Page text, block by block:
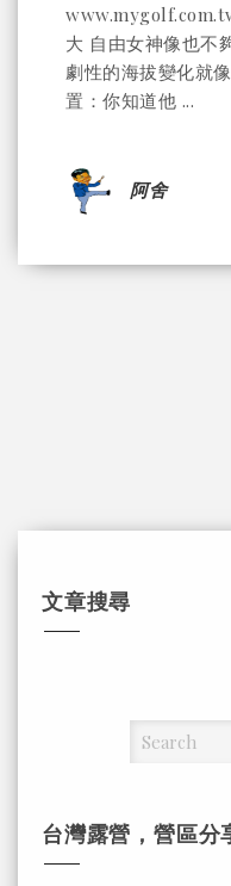
大 自由女神像也
劇性的海拔變化就
置：你知道他 ...
阿舍
文章搜尋
台灣露營，營區分